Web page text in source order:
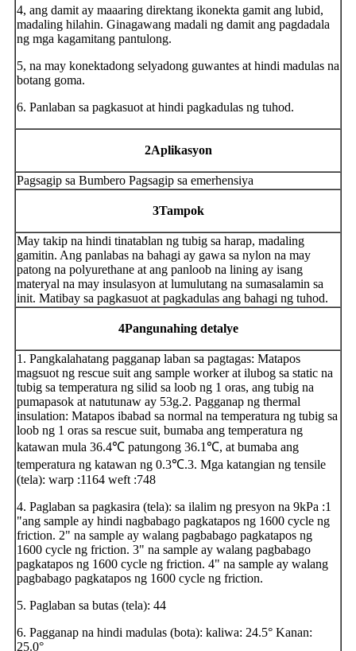
4, ang damit ay maaaring direktang ikonekta gamit ang lubid,
madaling hilahin. Ginagawang madali ng damit ang pagdadala
ng mga kagamitang pantulong.
5, na may konektadong selyadong guwantes at hindi madulas na
botang goma.
6. Panlaban sa pagkasuot at hindi pagkadulas ng tuhod.
2Aplikasyon
Pagsagip sa Bumbero Pagsagip sa emerhensiya
3Tampok
May takip na hindi tinatablan ng tubig sa harap, madaling
gamitin. Ang panlabas na bahagi ay gawa sa nylon na may
patong na polyurethane at ang panloob na lining ay isang
materyal na may insulasyon at lumulutang na sumasalamin sa
init. Matibay sa pagkasuot at pagkadulas ang bahagi ng tuhod.
4Pangunahing detalye
1. Pangkalahatang pagganap laban sa pagtagas: Matapos
magsuot ng rescue suit ang sample worker at ilubog sa static na
tubig sa temperatura ng silid sa loob ng 1 oras, ang tubig na
pumapasok at natutunaw ay 53g.2. Pagganap ng thermal
insulation: Matapos ibabad sa normal na temperatura ng tubig sa
loob ng 1 oras sa rescue suit, bumaba ang temperatura ng
katawan mula 36.4℃ patungong 36.1℃, at bumaba ang
temperatura ng katawan ng 0.3℃.3. Mga katangian ng tensile
(tela): warp :1164 weft :748
4. Paglaban sa pagkasira (tela): sa ilalim ng presyon na 9kPa :1
"ang sample ay hindi nagbabago pagkatapos ng 1600 cycle ng
friction. 2" na sample ay walang pagbabago pagkatapos ng
1600 cycle ng friction. 3" na sample ay walang pagbabago
pagkatapos ng 1600 cycle ng friction. 4" na sample ay walang
pagbabago pagkatapos ng 1600 cycle ng friction.
5. Paglaban sa butas (tela): 44
6. Pagganap na hindi madulas (bota): kaliwa: 24.5° Kanan:
25.0°